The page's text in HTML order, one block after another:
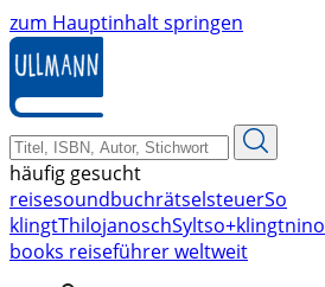
zum Hauptinhalt springen
häufig gesucht
reisesoundbuchrätselsteuerSo
klingtThilojanoschSyltso+klingtnino
books reiseführer weltweit